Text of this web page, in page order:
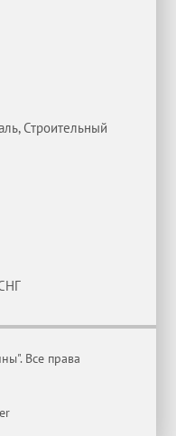
Строительный
Все права